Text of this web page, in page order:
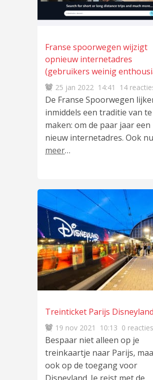
Franse spoorwegen wijzigt
opnieuw internetadres
(gebruikers weinig
25 jan 2022 14:41 14
De Franse Spoorwegen
inmiddels een traditie van te
maken: om de paar jaar een
nieuw internetadres. Ook nu
meer…
Treinticket Parijs Disneyland
19 nov 2021 10:13 0 reacties
Bespaar niet alleen op je
treinkaartje naar Parijs,
ook op de toegang voor